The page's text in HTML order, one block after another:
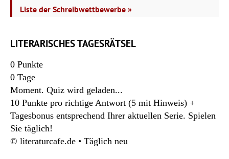
Liste der Schreibwettbewerbe »
LITERARISCHES TAGESRÄTSEL
0 Punkte
0 Tage
Moment. Quiz wird geladen...
10 Punkte pro richtige Antwort (5 mit Hinweis) +
Tagesbonus entsprechend Ihrer aktuellen Serie. Spielen
Sie täglich!
© literaturcafe.de • Täglich neu